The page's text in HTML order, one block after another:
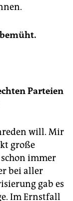
Parteien
will. Mir
große
immer
bei aller
gab es
Im Ernstfall